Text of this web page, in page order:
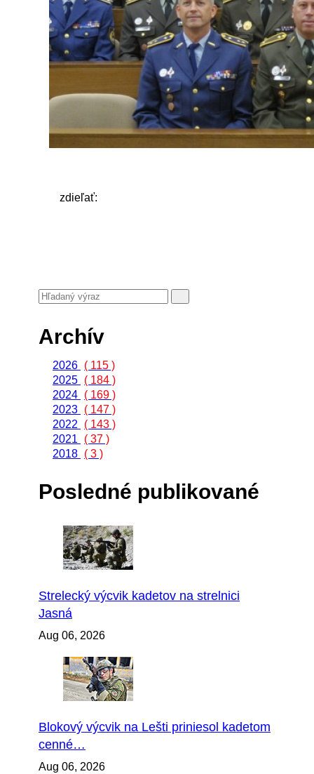
zdieľať:
Archív
2026 ( 115 )
2025 ( 184 )
2024 ( 169 )
2023 ( 147 )
2022
( 143 )
2021
( 37 )
2018 ( 3 )
Posledné publikované
Strelecký výcvik kadetov na strelnici
Jasná
Aug 06, 2026
Blokový výcvik na Lešti priniesol kadetom
cenné…
Aug 06, 2026